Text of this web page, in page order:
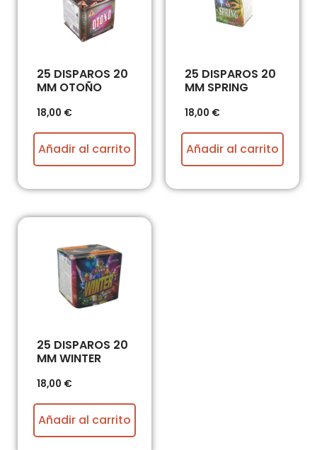
25 DISPAROS 20
MM OTOÑO
18,00 €
Añadir al carrito
25 DISPAROS 20
MM SPRING
18,00 €
Añadir al carrito
25 DISPAROS 20
MM WINTER
18,00 €
Añadir al carrito